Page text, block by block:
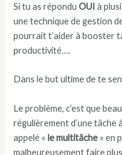
Si tu as réponduOUI à
une technique de gestion
pourrait t’aider à booster
productivité….
Dans le but ultime de te
Le problème, c’est que
régulièrement d’une tâche
appelé « le multitâche » en
malheureusement faire